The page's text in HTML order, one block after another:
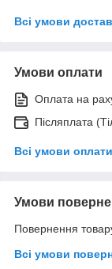
Всі умови
Умови оплати
Оплата на
Післяплата
Всі умови оплати
Умови
Повернення
Всі умови